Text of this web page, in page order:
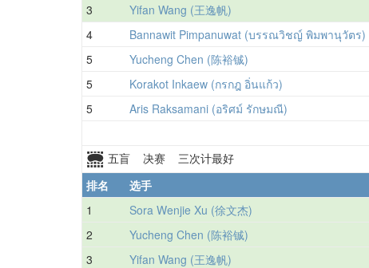
3 Yifan Wang (王逸帆)
4 Bannawit Pimpanuwat (บรรณวิชญ์ พิมพานุวัตร)
5 Yucheng Chen (陈裕铖)
5 Korakot Inkaew (กรกฎ อิ่นแก้ว)
5 Aris Raksamani (อริศม์ รักษมณี)
五盲 决赛 三次计最好
排名
选手
1
Sora Wenjie Xu (徐文杰)
2 Yucheng Chen (陈裕铖)
3 Yifan Wang (王逸帆)